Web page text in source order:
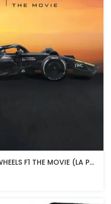
MODELO ESCALA 1/64 HOT WHEELS F1 THE MOVIE (LA PELICULA) DE BRAD PITT - APXGP